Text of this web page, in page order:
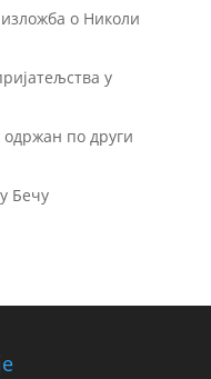
о Николи
у
одржан по други
Бечу